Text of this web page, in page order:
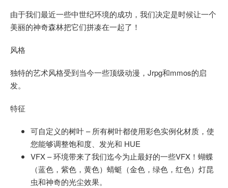
由于我们最近一些中世纪环境的成功，我们决定是时候让一个
美丽的神奇森林把它们拼凑在一起了！
风格
独特的艺术风格受到当今一些顶级动漫，Jrpg和mmos的启
发。
特征
可自定义的树叶 – 所有树叶都使用彩色实例化材质，使
您能够调整饱和度、发光和 HUE
VFX – 环境带来了我们迄今为止最好的一些VFX！蝴蝶
（蓝色，紫色，黄色）蜻蜓（金色，绿色，红色）灯昆
虫和神奇的光尘效果。